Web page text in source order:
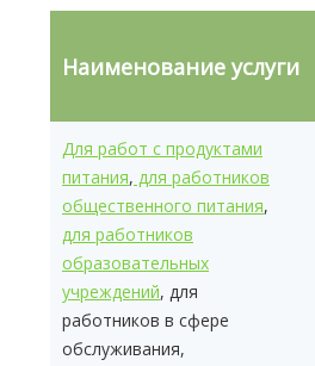
Наименование услуги
Для работ с продуктами
питания, для работников
общественного питания,
для работников
образовательных
учреждений, для
работников в сфере
обслуживания,